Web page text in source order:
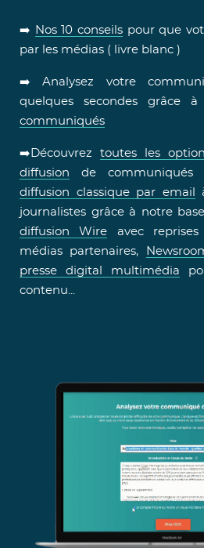
➡️ Nos 10 conseilspour que
par les médias ( livre blanc )
➡️ Analysez votre
quelques secondes grâce à
communiqués
➡️Découvrez toutes les
diffusion de communiqués
diffusion classique par email
journalistes grâce à notre
diffusion Wire avec
médias partenaires,
presse digital multimédia
contenu...